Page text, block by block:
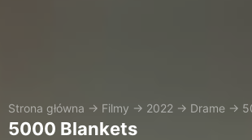
Strona główna → Filmy → 2022 → Drame →
5000 Blankets